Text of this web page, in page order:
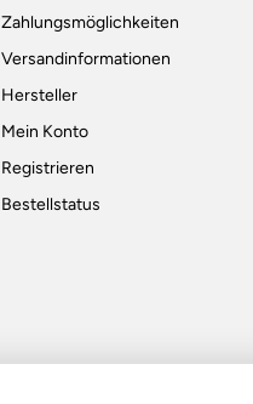
Zahlungsmöglichkeiten
Versandinformationen
Hersteller
Mein Konto
Registrieren
Bestellstatus